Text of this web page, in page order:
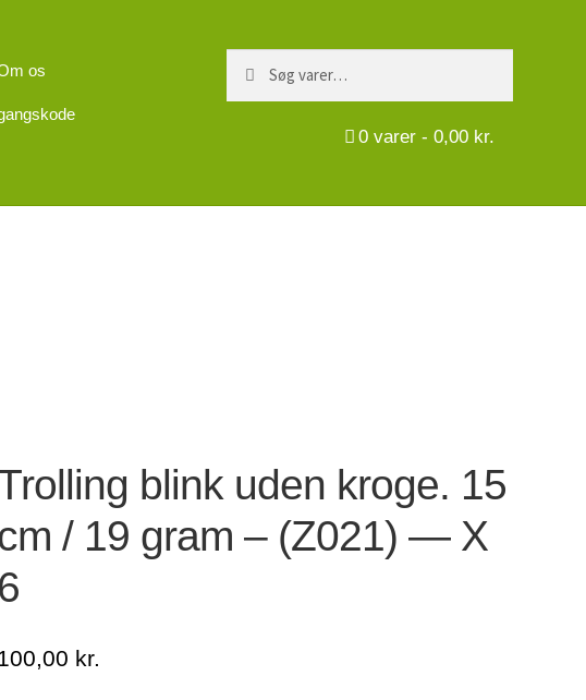
os
0varer - 0,00 kr.
blink uden kroge. 15
/ 19 gram – (Z021) — X
6
kr.